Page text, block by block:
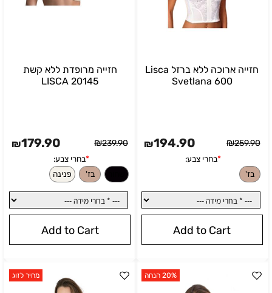
בחרי צבע:
בחרי צבע:
חזייה ארוכה ללא ברזל Lisca
Svetlana 600
₪259.90
₪194.90
Add to Cart
חזייה מרופדת ללא קשת
20145 LISCA
₪239.90
₪179.90
Add to Cart
20% הנחה מחיר לזוג